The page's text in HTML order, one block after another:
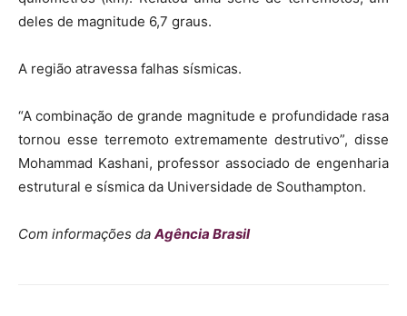
deles de magnitude 6,7 graus.
A região atravessa falhas sísmicas.
“A combinação de grande magnitude e profundidade rasa
tornou esse terremoto extremamente destrutivo”, disse
Mohammad Kashani, professor associado de engenharia
estrutural e sísmica da Universidade de Southampton.
Com informações daAgência Brasil